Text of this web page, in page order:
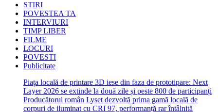
STIRI
POVESTEA TA
INTERVIURI
TIMP LIBER
FILME
LOCURI
POVESTI
Publicitate
Piața locală de printare 3D iese din faza de prototipare: Next
Layer 2026 se extinde la două zile și peste 800 de participanți
Producătorul român Lyset dezvoltă prima gamă locală de
corpuri de iluminat cu CRI 97, performanță rar întâlnită